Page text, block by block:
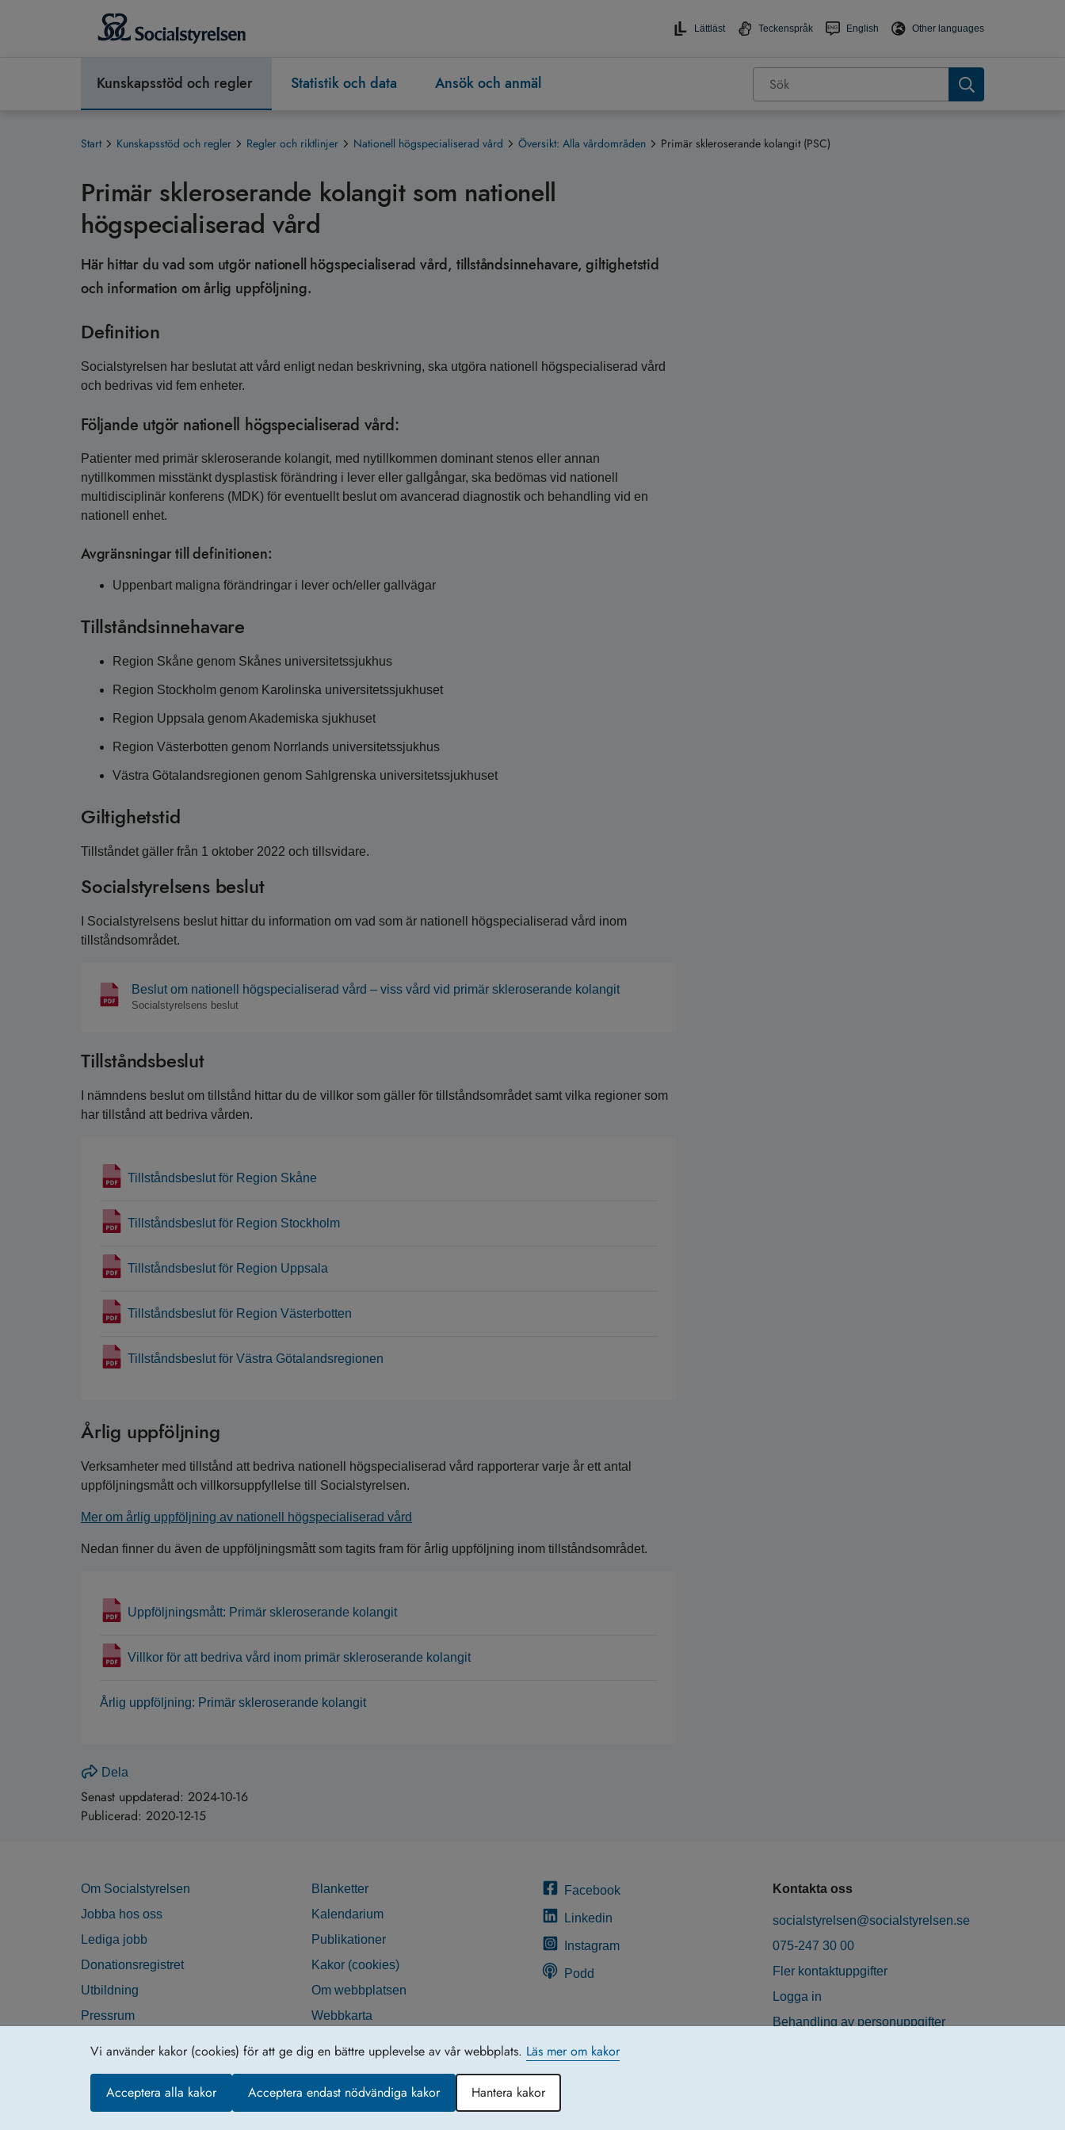
Vi använder kakor (cookies) för att ge dig en bättre upplevelse av vår webbplats. Läs mer om kakor
Acceptera alla kakor Acceptera endast nödvändiga kakor Hantera kakor
Lättläst Teckenspråk English Other languages
Kunskapsstöd och regler Statistik och data Ansök och anmäl
Start Kunskapsstöd och regler Regler och riktlinjer Nationell högspecialiserad vård Översikt: Alla vårdområden Primär skleroserande kolangit (PSC)
Primär skleroserande kolangit som nationell
högspecialiserad vård
Här hittar du vad som utgör nationell högspecialiserad vård, tillståndsinnehavare, giltighetstid
och information om årlig uppföljning.
Definition
Socialstyrelsen har beslutat att vård enligt nedan beskrivning, ska utgöra nationell högspecialiserad vård
och bedrivas vid fem enheter.
Följande utgör nationell högspecialiserad vård:
Patienter med primär skleroserande kolangit, med nytillkommen dominant stenos eller annan
nytillkommen misstänkt dysplastisk förändring i lever eller gallgångar, ska bedömas vid nationell
multidisciplinär konferens (MDK) för eventuellt beslut om avancerad diagnostik och behandling vid en
nationell enhet.
Avgränsningar till definitionen:
Uppenbart maligna förändringar i lever och/eller gallvägar
Tillståndsinnehavare
Region Skåne genom Skånes universitetssjukhus
Region Stockholm genom Karolinska universitetssjukhuset
Region Uppsala genom Akademiska sjukhuset
Region Västerbotten genom Norrlands universitetssjukhus
Västra Götalandsregionen genom Sahlgrenska universitetssjukhuset
Giltighetstid
Tillståndet gäller från 1 oktober 2022 och tillsvidare.
Socialstyrelsens beslut
I Socialstyrelsens beslut hittar du information om vad som är nationell högspecialiserad vård inom
tillståndsområdet.
Beslut om nationell högspecialiserad vård – viss vård vid primär skleroserande kolangit
Socialstyrelsens beslut
Tillståndsbeslut
I nämndens beslut om tillstånd hittar du de villkor som gäller för tillståndsområdet samt vilka regioner som
har tillstånd att bedriva vården.
Tillståndsbeslut för Region Skåne
Tillståndsbeslut för Region Stockholm
Tillståndsbeslut för Region Uppsala
Tillståndsbeslut för Region Västerbotten
Tillståndsbeslut för Västra Götalandsregionen
Årlig uppföljning
Verksamheter med tillstånd att bedriva nationell högspecialiserad vård rapporterar varje år ett antal
uppföljningsmått och villkorsuppfyllelse till Socialstyrelsen.
Mer om årlig uppföljning av nationell högspecialiserad vård
Nedan finner du även de uppföljningsmått som tagits fram för årlig uppföljning inom tillståndsområdet.
Uppföljningsmått: Primär skleroserande kolangit
Villkor för att bedriva vård inom primär skleroserande kolangit
Årlig uppföljning: Primär skleroserande kolangit
Dela
Senast uppdaterad: 2024-10-16
Publicerad: 2020-12-15
Om Socialstyrelsen
Jobba hos oss
Lediga jobb
Donationsregistret
Utbildning
Pressrum
Blanketter
Kalendarium
Publikationer
Kakor (cookies)
Om webbplatsen
Webbkarta
Facebook
Linkedin
Instagram
Podd
Kontakta oss
socialstyrelsen@socialstyrelsen.se
075-247 30 00
Fler kontaktuppgifter
Logga in
Behandling av personuppgifter